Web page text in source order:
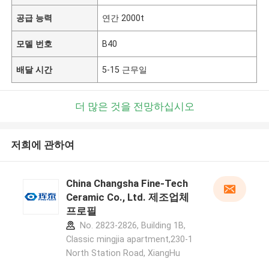
공급 능력 연간 2000t
모델 번호 B40
배달 시간 5-15 근무일
더 많은 것을 전망하십시오
저희에 관하여
China Changsha Fine-Tech
Ceramic Co., Ltd. 제조업체
프로필
No. 2823-2826, Building 1B,
Classic mingjia apartment,230-1
North Station Road, XiangHu